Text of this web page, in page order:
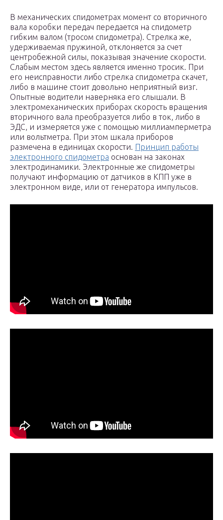
В механических спидометрах момент со вторичного
вала коробки передач передается на спидометр
гибким валом (тросом спидометра). Стрелка же,
удерживаемая пружиной, отклоняется за счет
центробежной силы, показывая значение скорости.
Слабым местом здесь является именно тросик. При
его неисправности либо стрелка спидометра скачет,
либо в машине стоит довольно неприятный визг.
Опытные водители наверняка его слышали. В
электромеханических приборах скорость вращения
вторичного вала преобразуется либо в ток, либо в
ЭДС, и измеряется уже с помощью миллиамперметра
или вольтметра. При этом шкала приборов
размечена в единицах скорости. Принцип работы
электронного спидометра основан на законах
электродинамики. Электронные же спидометры
получают информацию от датчиков в КПП уже в
электронном виде, или от генератора импульсов.